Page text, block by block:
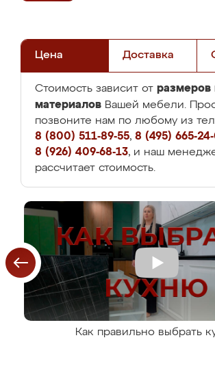
Цена Доставка
Стоимость зависит от размеров
материалов Вашей мебели.
позвоните нам по любому из
8 (800) 511-89-55, 8 (495) 665-
8 (926) 409-68-13, и наш
рассчитает стоимость.
Как правильно выбрать